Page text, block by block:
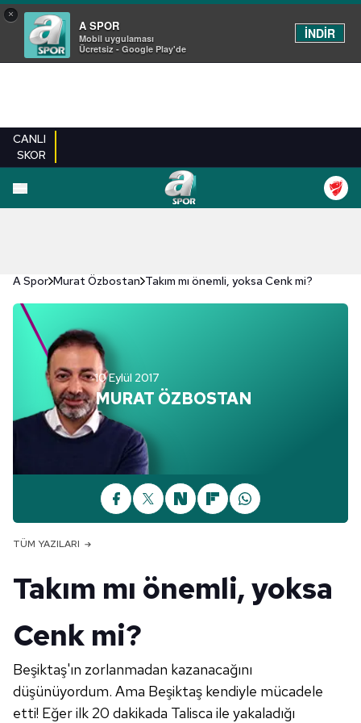
×
A SPOR
Mobil uygulaması
Ücretsiz - Google Play'de
İNDİR
CANLI
SKOR
A Spor Murat Özbostan Takım mı önemli, yoksa Cenk mi?
10 Eylül 2017
MURAT ÖZBOSTAN
TÜM YAZILARI
Takım mı önemli, yoksa
Cenk mi?
Beşiktaş'ın zorlanmadan kazanacağını
düşünüyordum. Ama Beşiktaş kendiyle mücadele
etti! Eğer ilk 20 dakikada Talisca ile yakaladığı